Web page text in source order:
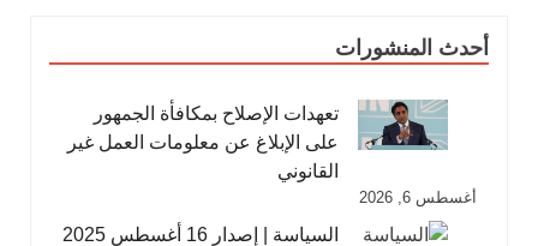
أحدث المنشورات
تعهدات الإصلاح بمكافأة الجمهور
على الإبلاغ عن معلومات العمل غير
القانوني
أغسطس 6, 2026
السياسة | إصدار 16 أغسطس 2025